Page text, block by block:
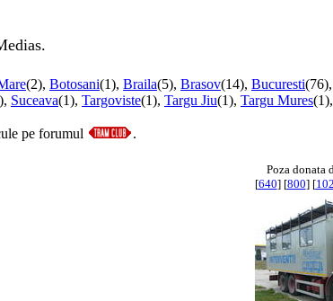
(2), Botosani(1), Braila(5), Brasov(14), Bucuresti(76),
Suceava(1), Targoviste(1), Targu Jiu(1), Targu Mures(1),
pe forumul .
Poza donata
[640] [800] [